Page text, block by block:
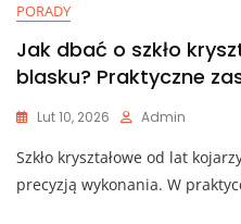
PORADY
Jak dbać o szkło
blasku? Praktyczne
Lut 10, 2026 Admin
Szkło kryształowe od lat
precyzją wykonania. W